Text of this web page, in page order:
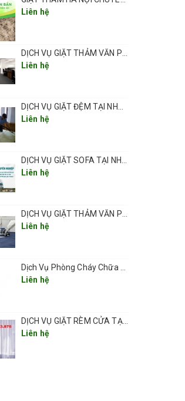
Liên hệ
Liên hệ
Liên hệ
Liên hệ
Liên hệ
Liên hệ
DỊCH VỤ GIẶT RÈM CỬA TẠI NHÀ CHUYÊN NGHIỆP GIÁ RẺ TẠI HÀ NỘI
Liên hệ